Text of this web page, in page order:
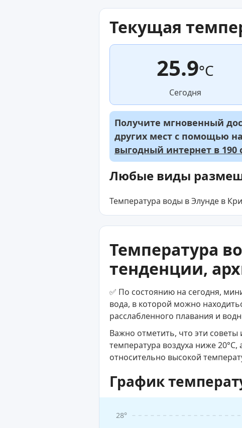
Текущая
25.9°C
Сегодня
Получите мгновенный
других мест с помощью
выгодный интернет в 190
Любые виды
Температура воды в Элунде в
Температура
тенденции,
✅ По состоянию на сегодня,
вода, в которой можно
расслабленного плавания и
Важно отметить, что эти
температура воздуха ниже
относительно высокой
График
28°